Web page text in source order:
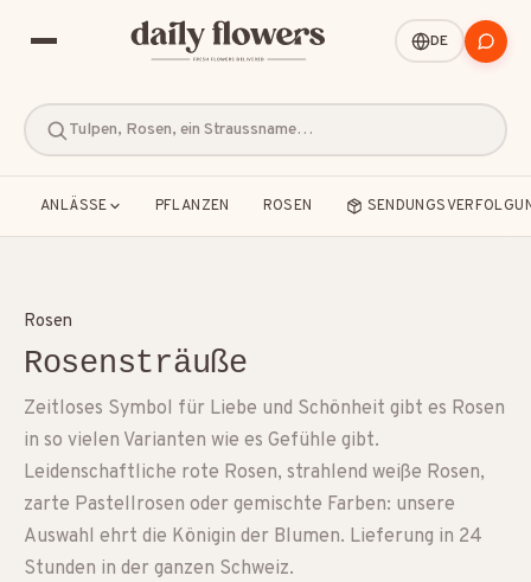
Tulpen, Rosen, ein Straussname…
DE
ANLÄSSE PFLANZEN ROSEN
BELIEBTE SUCHEN
B2B / Firmengeschenke Beileid
Dankeschön Freundschaft Geburt
Geburtstag
Rosen
Rosensträuße
Zeitloses Symbol für Liebe und Schönheit gibt es Rosen
in so vielen Varianten wie es Gefühle gibt.
Leidenschaftliche rote Rosen, strahlend weiße Rosen,
zarte Pastellrosen oder gemischte Farben: unsere
Auswahl ehrt die Königin der Blumen. Lieferung in 24
Stunden in der ganzen Schweiz.